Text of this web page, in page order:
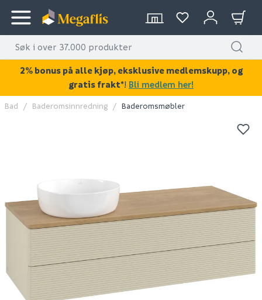
KAN DISSE VÆRE AV INTERESSE?
Hyper bokhylle eik
struktur
Nilfisk buddy ii 12 tørr-
og våtsuger
Bad Baderomsinnredning Baderomsmøbler
2% bonus på alle kjøp, eksklusive medlemskupp, og
gratis frakt*! Bli medlem her!